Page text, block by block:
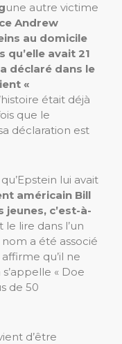
une autre victime
Andrew
au domicile
avait 21
déclaré dans le
«
était déjà
que le
déclaration est
lui avait
américain Bill
jeunes, c’est-à-
lire dans l’un
a été associé
qu’il ne
« Doe
de 50
d’être